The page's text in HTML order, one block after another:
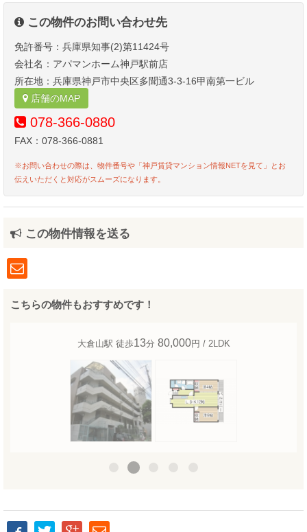
この物件のお問い合わせ先
免許番号：兵庫県知事(2)第11424号
会社名：アパマンホーム神戸駅前店
所在地：兵庫県神戸市中央区多聞通3-3-16甲南第一ビル
店舗のMAP
078-366-0880
FAX：078-366-0881
※お問い合わせの際は、物件番号や「神戸賃貸マンション情報NETを見て」とお
伝えいただくと対応がスムーズになります。
この物件情報を送る
こちらの物件もおすすめです！
大倉山駅 徒歩13分 80,000円 / 2LDK